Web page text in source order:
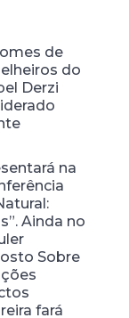
de
do
Derzi
na
Ainda no
Sobre
fará